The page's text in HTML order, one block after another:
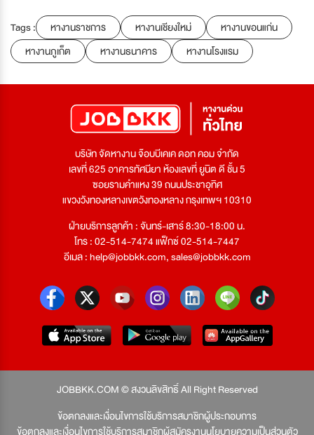
Tags : หางานราชการ หางานเชียงใหม่
หางานขอนแก่น
หางานภูเก็ต
หางานธนาคาร หางานโรงแรม
บริษัท จัดหางาน จ๊อบบีเคเค ดอท คอม จำกัด
เลขที่ 625 อาคารทัศนียา ห้องเลขที่ ยูนิต ดี ชั้น 5
ซอยรามคำแหง 39 ถนนประชาอุทิศ
แขวงวังทองหลางเขตวังทองหลาง กรุงเทพฯ 10310
ฝ่ายบริการลูกค้า : จันทร์-เสาร์ 8:30-18:00 น.
โทร : 02-514-7474 แฟ็กซ์ 02-514-7447
อีเมล :help@jobbkk.com,sales@jobbkk.com
JOBBKK.COM © สงวนลิขสิทธิ์ All Right Reserved
ข้อตกลงและเงื่อนไขการใช้บริการสมาชิกผู้ประกอบการ